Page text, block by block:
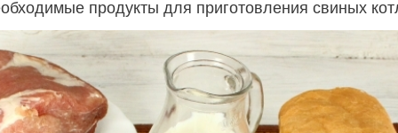
продукты для приготовления свиных